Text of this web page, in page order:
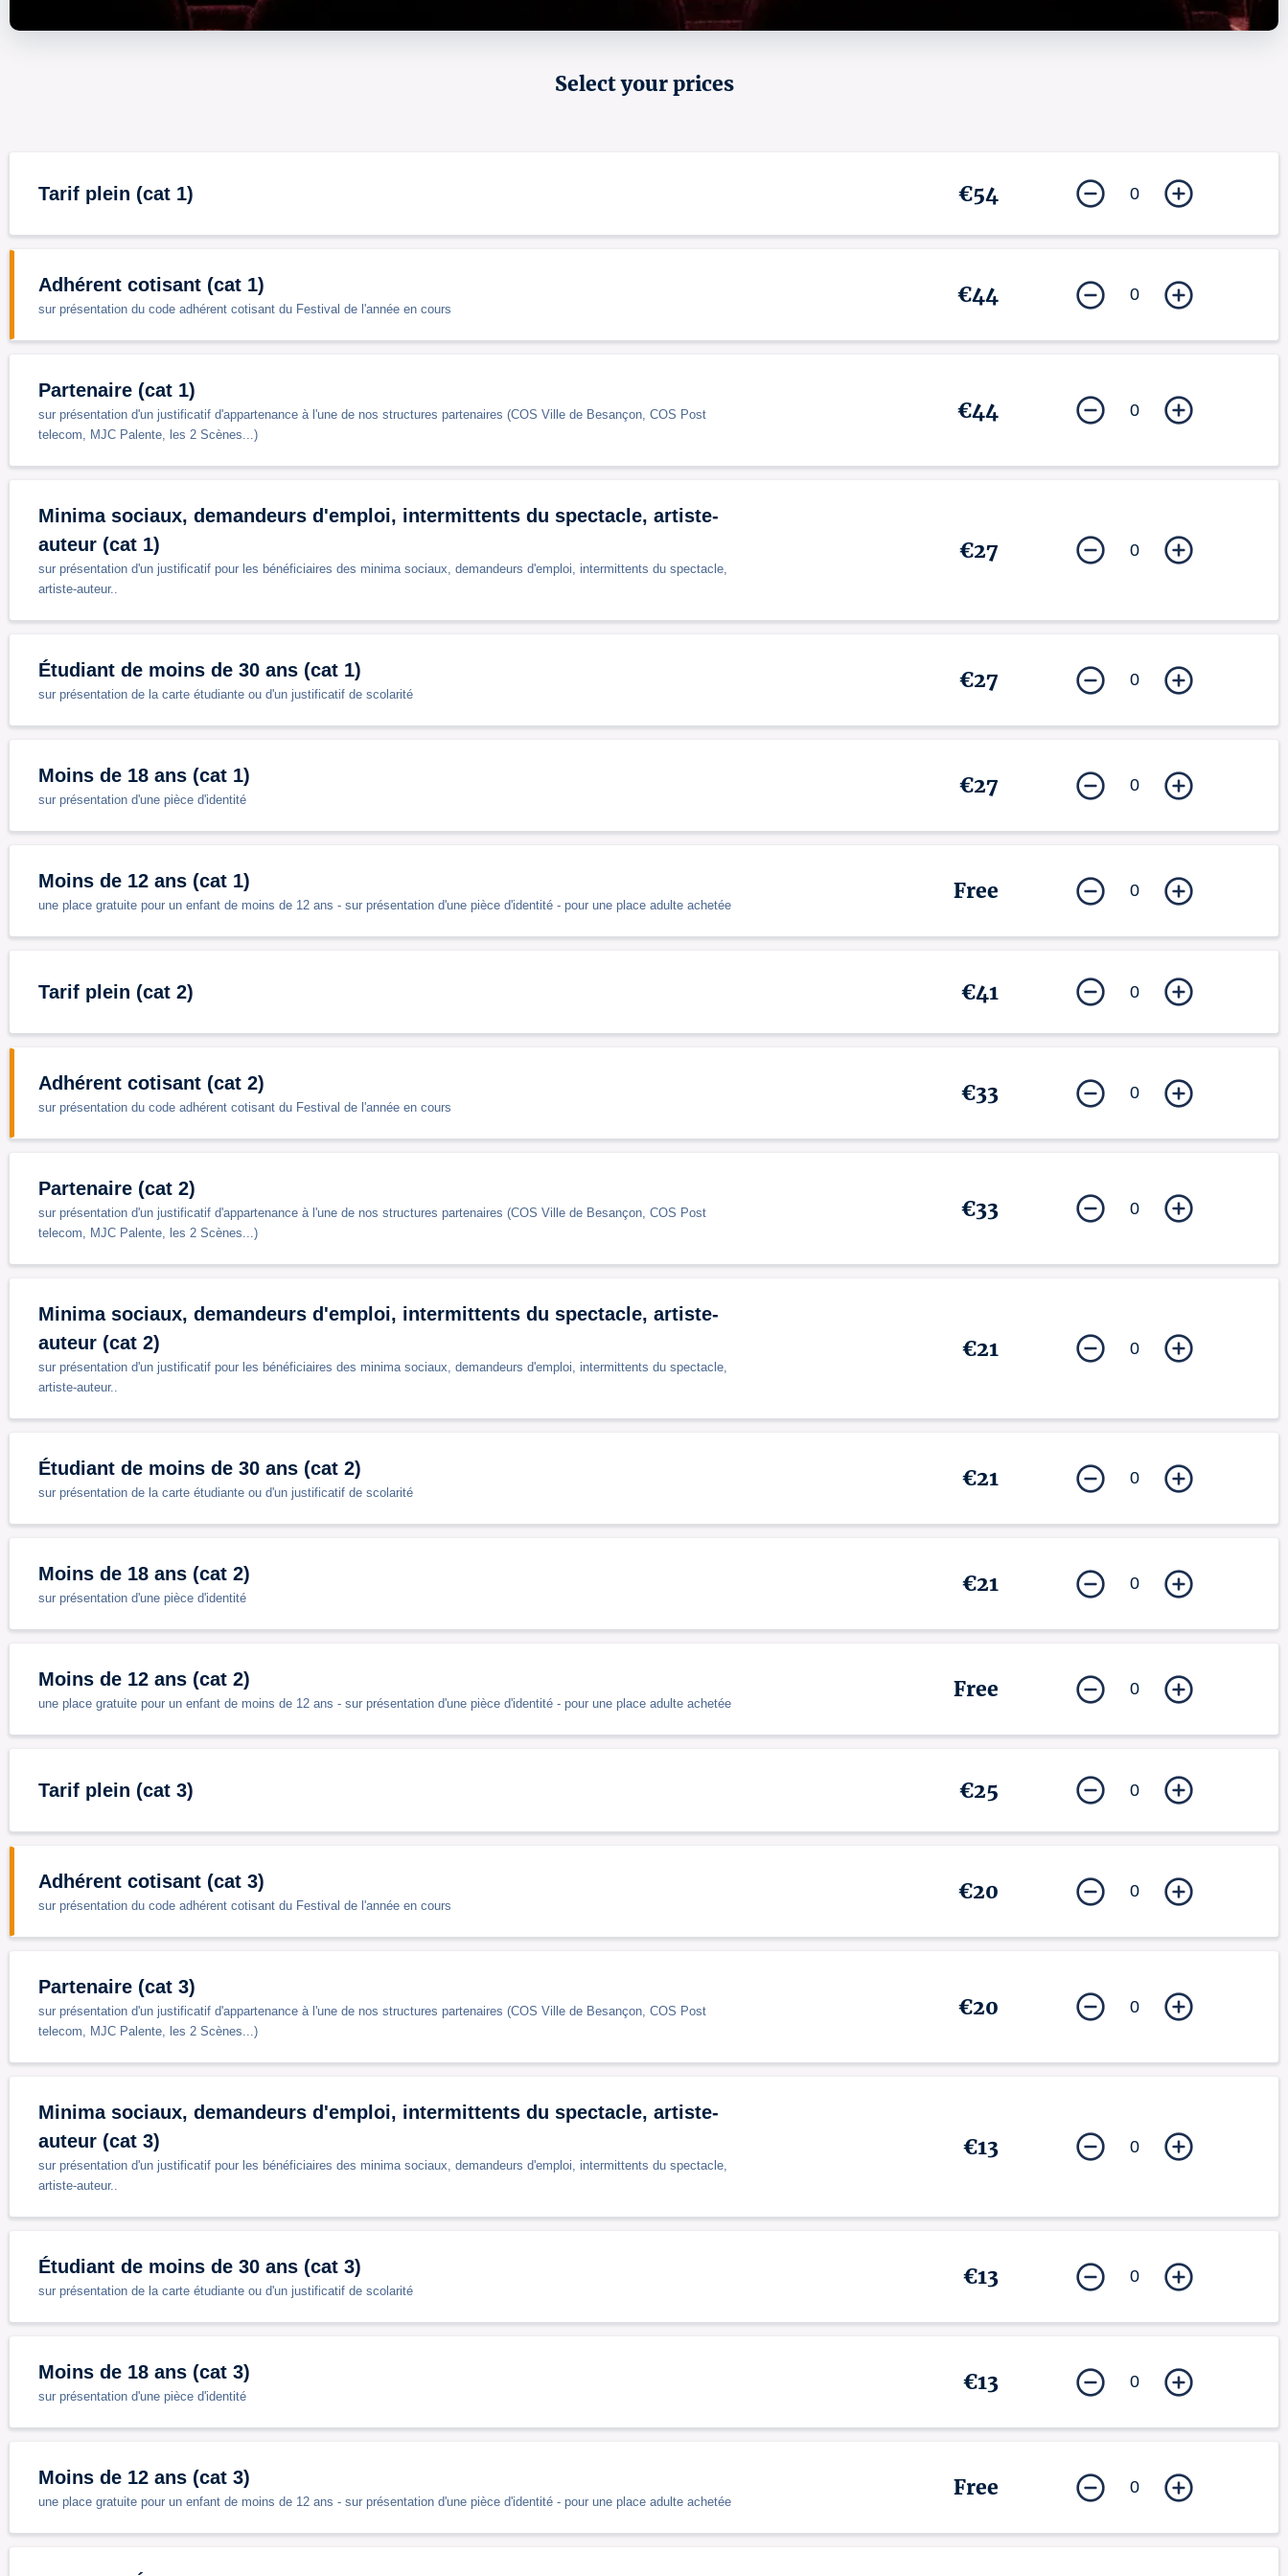
Select your prices
Tarif plein (cat 1) €54 0
Adhérent cotisant (cat 1)
sur présentation du code adhérent cotisant du Festival de l'année en cours
€44 0
Partenaire (cat 1)
sur présentation d'un justificatif d'appartenance à l'une de nos structures partenaires (COS Ville de Besançon, COS Post
telecom, MJC Palente, les 2 Scènes...)
€44 0
Minima sociaux, demandeurs d'emploi, intermittents du spectacle, artiste-
auteur (cat 1)
sur présentation d'un justificatif pour les bénéficiaires des minima sociaux, demandeurs d'emploi, intermittents du spectacle,
artiste-auteur..
€27 0
Étudiant de moins de 30 ans (cat 1)
sur présentation de la carte étudiante ou d'un justificatif de scolarité
€27 0
Moins de 18 ans (cat 1)
sur présentation d'une pièce d'identité
€27 0
Moins de 12 ans (cat 1)
une place gratuite pour un enfant de moins de 12 ans - sur présentation d'une pièce d'identité - pour une place adulte achetée
Free 0
Tarif plein (cat 2) €41 0
Adhérent cotisant (cat 2)
sur présentation du code adhérent cotisant du Festival de l'année en cours
€33 0
Partenaire (cat 2)
sur présentation d'un justificatif d'appartenance à l'une de nos structures partenaires (COS Ville de Besançon, COS Post
telecom, MJC Palente, les 2 Scènes...)
€33 0
Minima sociaux, demandeurs d'emploi, intermittents du spectacle, artiste-
auteur (cat 2)
sur présentation d'un justificatif pour les bénéficiaires des minima sociaux, demandeurs d'emploi, intermittents du spectacle,
artiste-auteur..
€21 0
Étudiant de moins de 30 ans (cat 2)
sur présentation de la carte étudiante ou d'un justificatif de scolarité
€21 0
Moins de 18 ans (cat 2)
sur présentation d'une pièce d'identité
€21 0
Moins de 12 ans (cat 2)
une place gratuite pour un enfant de moins de 12 ans - sur présentation d'une pièce d'identité - pour une place adulte achetée
Free 0
Tarif plein (cat 3) €25 0
Adhérent cotisant (cat 3)
sur présentation du code adhérent cotisant du Festival de l'année en cours
€20 0
Partenaire (cat 3)
sur présentation d'un justificatif d'appartenance à l'une de nos structures partenaires (COS Ville de Besançon, COS Post
telecom, MJC Palente, les 2 Scènes...)
€20 0
Minima sociaux, demandeurs d'emploi, intermittents du spectacle, artiste-
auteur (cat 3)
sur présentation d'un justificatif pour les bénéficiaires des minima sociaux, demandeurs d'emploi, intermittents du spectacle,
artiste-auteur..
€13 0
Étudiant de moins de 30 ans (cat 3)
sur présentation de la carte étudiante ou d'un justificatif de scolarité
€13 0
Moins de 18 ans (cat 3)
sur présentation d'une pièce d'identité
€13 0
Moins de 12 ans (cat 3)
une place gratuite pour un enfant de moins de 12 ans - sur présentation d'une pièce d'identité - pour une place adulte achetée
Free 0